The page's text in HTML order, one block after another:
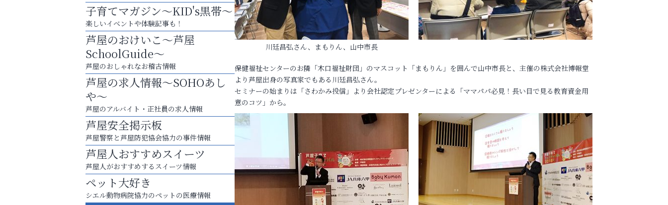
川廷昌弘さん、まもりん、山中市長
保健福祉センターのお隣「木口福祉財団」のマスコット「まもりん」を囲んで山中市長と、主催の株式会社博報堂
より芦屋出身の写真家でもある川廷昌弘さん。
セミナーの始まりは「さわかみ投信」より会社認定プレゼンターによる「ママパパ必見！長い目で見る教育資金用
意のコツ」から。
英語で育つ、世界が広がる！
Y-SPIRAL（ワイスパイラル）
子育てマガジン～KID's黒帯～
楽しいイベントや体験記事も！
芦屋のおけいこ～芦屋
SchoolGuide～
芦屋のおしゃれなお稽古情報
芦屋の求人情報～SOHOあし
や～
芦屋のアルバイト・正社員の求人情報
芦屋安全掲示板
芦屋警察と芦屋防犯協会協力の事件情報
芦屋人おすすめスイーツ
芦屋人がおすすめするスイーツ情報
ペット大好き
シエル動物病院協力のペットの医療情報